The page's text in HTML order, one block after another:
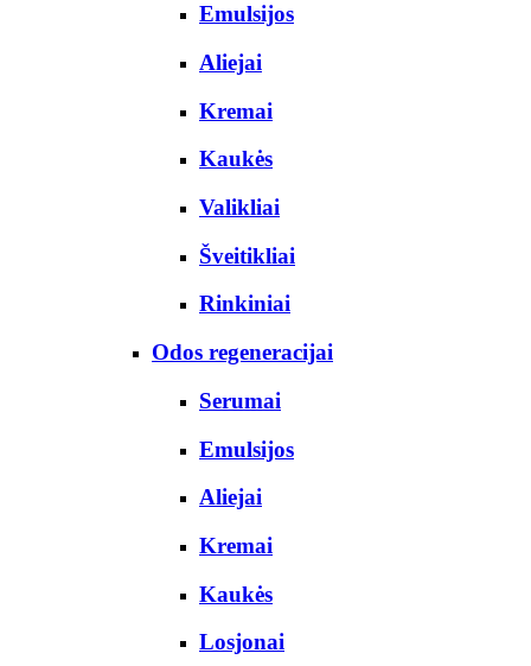
Emulsijos
Aliejai
Kremai
Kaukės
Valikliai
Šveitikliai
Rinkiniai
Odos regeneracijai
Serumai
Emulsijos
Aliejai
Kremai
Kaukės
Losjonai